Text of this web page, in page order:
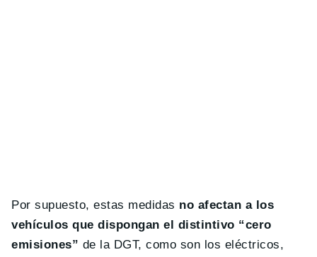
Por supuesto, estas medidas no afectan a los
vehículos que dispongan el distintivo “cero
emisiones” de la DGT, como son los eléctricos,